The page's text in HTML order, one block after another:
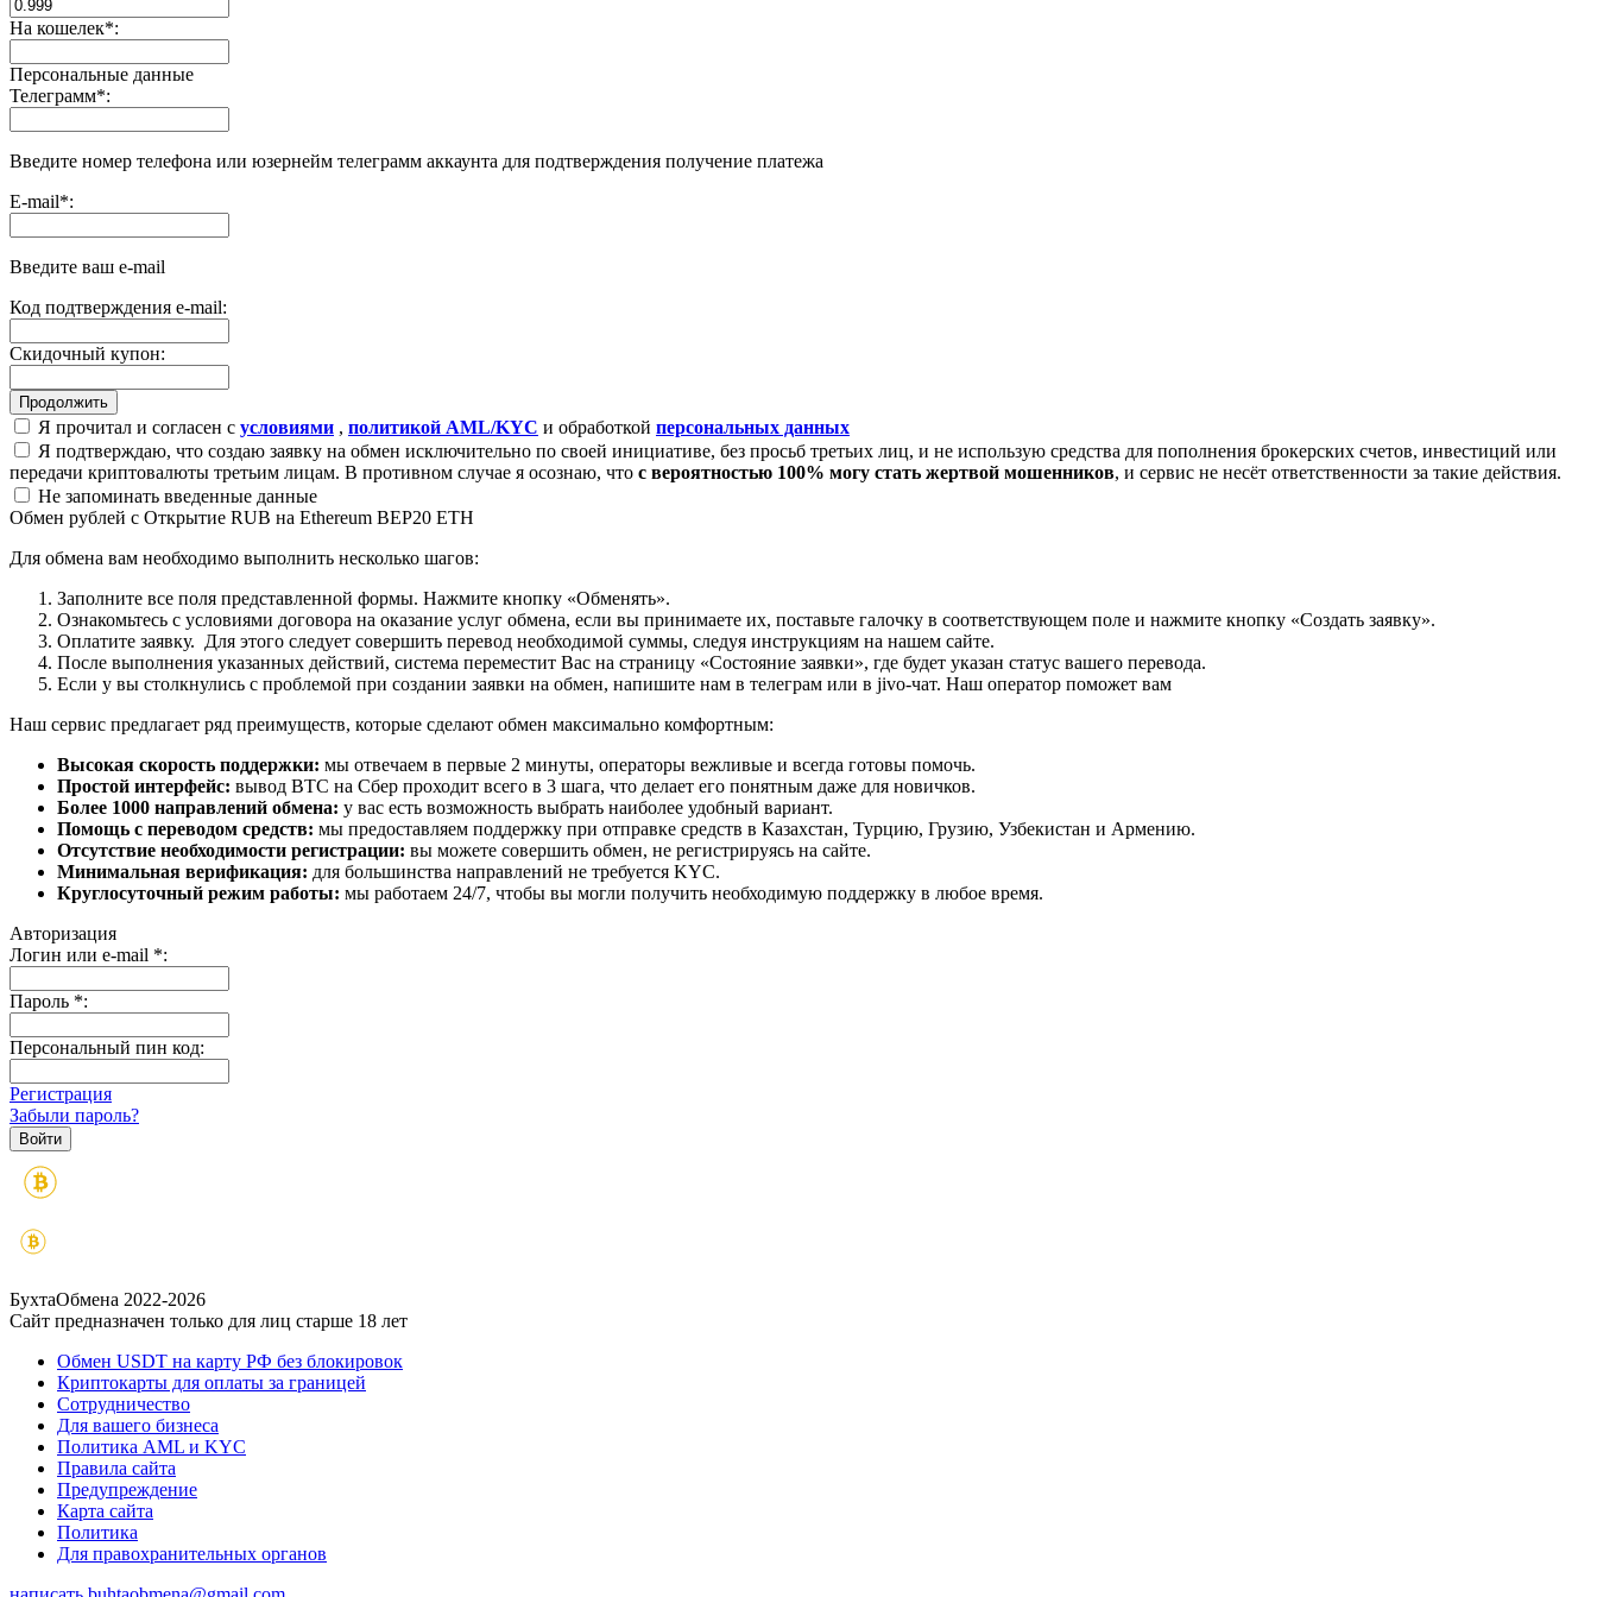
На кошелек*:
Персональные данные
Телеграмм*:
Введите номер телефона или юзернейм телеграмм аккаунта для подтверждения получение платежа
E-mail*:
Введите ваш e-mail
Код подтверждения e-mail:
Скидочный купон:
Я прочитал и согласен с условиями , политикой AML/KYC и обработкой персональных данных
Я подтверждаю, что создаю заявку на обмен исключительно по своей инициативе, без просьб третьих лиц, и не использую средства для пополнения брокерских счетов, инвестиций или
передачи криптовалюты третьим лицам. В противном случае я осознаю, что с вероятностью 100% могу стать жертвой мошенников, и сервис не несёт ответственности за такие действия.
Не запоминать введенные данные
Обмен рублей с Открытие RUB на Ethereum BEP20 ETH
Для обмена вам необходимо выполнить несколько шагов:
Заполните все поля представленной формы. Нажмите кнопку «Обменять».
Ознакомьтесь с условиями договора на оказание услуг обмена, если вы принимаете их, поставьте галочку в соответствующем поле и нажмите кнопку «Создать заявку».
Оплатите заявку. Для этого следует совершить перевод необходимой суммы, следуя инструкциям на нашем сайте.
После выполнения указанных действий, система переместит Вас на страницу «Состояние заявки», где будет указан статус вашего перевода.
Если у вы столкнулись с проблемой при создании заявки на обмен, напишите нам в телеграм или в jivo-чат. Наш оператор поможет вам
Наш сервис предлагает ряд преимуществ, которые сделают обмен максимально комфортным:
Высокая скорость поддержки: мы отвечаем в первые 2 минуты, операторы вежливые и всегда готовы помочь.
Простой интерфейс: вывод BTC на Сбер проходит всего в 3 шага, что делает его понятным даже для новичков.
Более 1000 направлений обмена: у вас есть возможность выбрать наиболее удобный вариант.
Помощь с переводом средств: мы предоставляем поддержку при отправке средств в Казахстан, Турцию, Грузию, Узбекистан и Армению.
Отсутствие необходимости регистрации: вы можете совершить обмен, не регистрируясь на сайте.
Минимальная верификация: для большинства направлений не требуется KYC.
Круглосуточный режим работы: мы работаем 24/7, чтобы вы могли получить необходимую поддержку в любое время.
Авторизация
Логин или e-mail *:
Пароль *:
Персональный пин код:
Регистрация
Забыли пароль?
БухтаОбмена 2022-2026
Сайт предназначен только для лиц старше 18 лет
Обмен USDT на карту РФ без блокировок
Криптокарты для оплаты за границей
Сотрудничество
Для вашего бизнеса
Политика AML и KYC
Правила сайта
Предупреждение
Карта сайта
Политика
Для правохранительных органов